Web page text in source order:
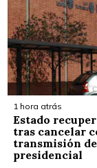
1 hora atrás
Estado
tras cancelar
transmisión
presidencial